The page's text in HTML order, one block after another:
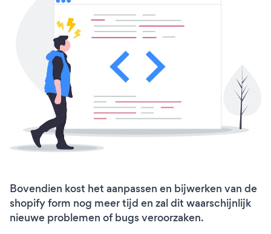
Bovendien kost het aanpassen en bijwerken van de
shopify form nog meer tijd en zal dit waarschijnlijk
nieuwe problemen of bugs veroorzaken.